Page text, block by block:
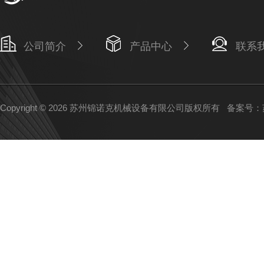
公司简介 产品中心 联系
Copyright © 2026 苏州锦诺克机械设备有限公司版权所有 备案号：